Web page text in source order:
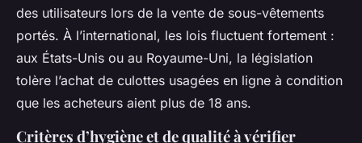
des utilisateurs lors de la vente de sous-vêtements
portés. À l’international, les lois fluctuent fortement :
aux États-Unis ou au Royaume-Uni, la législation
tolère l’achat de culottes usagées en ligne à condition
que les acheteurs aient plus de 18 ans.
Critères d’hygiène et de qualité à vérifier